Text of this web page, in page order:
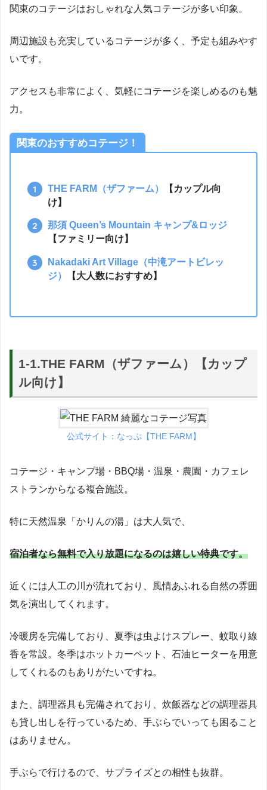
関東のコテージはおしゃれな人気コテージが多い印象。
周辺施設も充実しているコテージが多く、予定も組みやす
いです。
アクセスも非常によく、気軽にコテージを楽しめるのも魅
力。
関東のおすすめコテージ！
THE FARM（ザファーム）
【カップル向
け】
那須 Queen’s Mountain キャンプ&ロッジ
【ファミリー向け】
Nakadaki Art Village（中滝アートビレッ
ジ）
【大人数におすすめ】
1-1.THE FARM（ザファーム）【カップ
ル向け】
公式サイト：なっぷ【THE FARM】
コテージ・キャンプ場・BBQ場・温泉・農園・カフェレ
ストランからなる複合施設。
特に天然温泉「かりんの湯」は大人気で、
宿泊者なら無料で入り放題になるのは嬉しい特典です。
近くには人工の川が流れており、風情あふれる自然の雰囲
気を演出してくれます。
冷暖房を完備しており、夏季は虫よけスプレー、蚊取り線
香を常設。冬季はホットカーペット、石油ヒーターを用意
してくれるのもありがたいですね。
また、調理器具も完備されており、炊飯器などの調理器具
も貸し出しを行っているため、手ぶらでいっても困ること
はありません。
手ぶらで行けるので、サプライズとの相性も抜群。